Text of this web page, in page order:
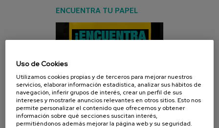
ENCUENTRA TU PAPEL
CAMPAÑA ACTUAL
Uso de Cookies
Utilizamos cookies propias y de terceros para mejorar nuestros
servicios, elaborar información estadística, analizar sus hábitos de
navegación, inferir grupos de interés, crear un perfil de sus
intereses y mostrarle anuncios relevantes en otros sitios. Esto nos
permite personalizar el contenido que ofrecemos y obtener
información sobre qué secciones suscitan interés,
permitiéndonos además mejorar la página web y su seguridad.